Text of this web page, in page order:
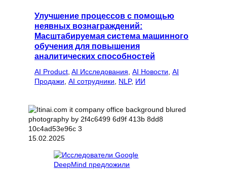
Улучшение процессов с помощью
неявных вознаграждений:
Масштабируемая система машинного
обучения для повышения
аналитических способностей
AI Product AI Исследования AI Новости AI
Продажи AI сотрудники NLP, ИИ
15.02.2025